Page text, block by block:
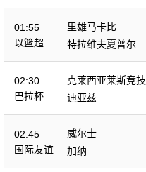
01:55
以篮超
里雄马卡比
特拉维夫夏普尔
02:30
巴拉杯
克莱西亚莱斯竞技
迪亚兹
02:45
国际友谊
威尔士
加纳